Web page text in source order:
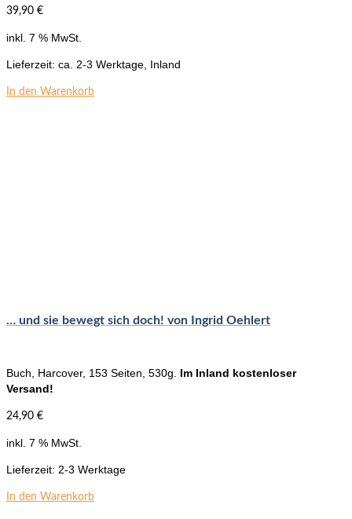
39,90 €
inkl. 7 % MwSt.
Lieferzeit: ca. 2-3 Werktage, Inland
In den Warenkorb
… und sie bewegt sich doch! von Ingrid Oehlert
Buch, Harcover, 153 Seiten, 530g. Im Inland kostenloser
Versand!
24,90 €
inkl. 7 % MwSt.
Lieferzeit: 2-3 Werktage
In den Warenkorb